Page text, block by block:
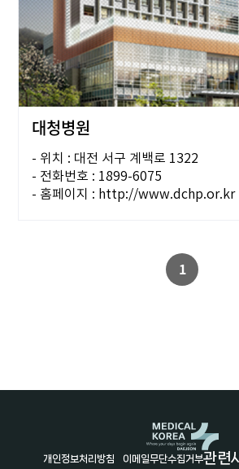
대청병원
- 위치 : 대전 서구 계백로 1322
- 전화번호 : 1899-6075
- 홈페이지 : http://www.dchp.or.kr
1
개인정보처리방침 이메일무단수집거부관련